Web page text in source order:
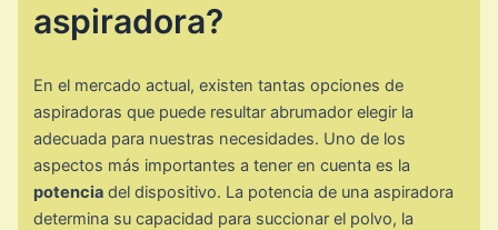
aspiradora?
En el mercado actual, existen tantas opciones de
aspiradoras que puede resultar abrumador elegir la
adecuada para nuestras necesidades. Uno de los
aspectos más importantes a tener en cuenta es la
potencia del dispositivo. La potencia de una aspiradora
determina su capacidad para succionar el polvo, la